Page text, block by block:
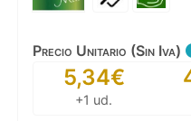
Precio Unitario (Sin Iva)
5,34€
+1 ud.